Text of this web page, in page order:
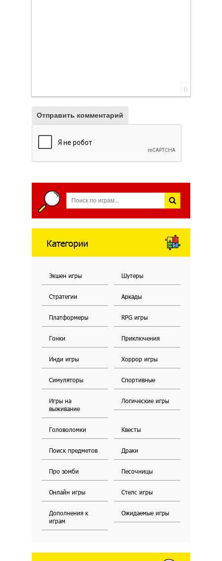
0
Отправить комментарий
Категории
Экшен игры Шутеры
Стратегии Аркады
Платформеры RPG игры
Гонки Приключения
Инди игры Хоррор игры
Симуляторы Спортивные
Игры на
выживание
Логические игры
Головоломки Квесты
Поиск предметов Драки
Про зомби Песочницы
Онлайн игры Стелс игры
Дополнения к
играм
Ожидаемые игры